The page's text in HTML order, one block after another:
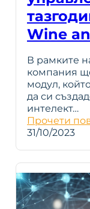
Wine
В рамките
компания
модул,
да си
интелект…
Прочети
31/10/2023